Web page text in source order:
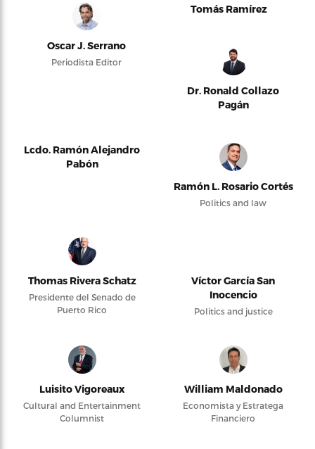
Oscar J. Serrano
Periodista Editor
Tomás Ramírez
Dr. Ronald Collazo
Pagán
Lcdo. Ramón Alejandro
Pabón
Ramón L. Rosario Cortés
Politics and law
Thomas Rivera Schatz
Presidente del Senado de
Puerto Rico
Víctor García San
Inocencio
Politics and justice
Luisito Vigoreaux
Cultural and Entertainment
Columnist
William Maldonado
Economista y Estratega
Financiero